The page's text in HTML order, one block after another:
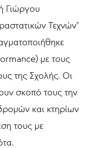
Γιώργου
Τεχνών"
με τους
της Σχολής. Οι
σκοπό τους την
και κτηρίων
τους με